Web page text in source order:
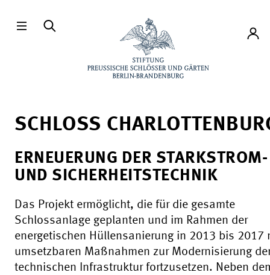
Konto
SCHLOSS
ERNEUERUNG DER STARKSTROM-
UND SICHERHEITSTECHNIK
Das Projekt ermöglicht, die für die gesamte
Schlossanlage geplanten und im Rahmen der
energetischen Hüllensanierung in 2013 bis 2017
umsetzbaren Maßnahmen zur Modernisierung
technischen Infrastruktur fortzusetzen. Neben